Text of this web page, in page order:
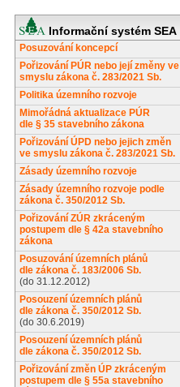
Informační systém SEA
Posuzování koncepcí
Pořizování PÚR nebo její změny ve
smyslu zákona č. 283/2021 Sb.
Politika územního rozvoje
Mimořádná aktualizace PÚR
dle § 35 stavebního zákona
Pořizování ÚPD nebo jejich změn
ve smyslu zákona č. 283/2021 Sb.
Zásady územního rozvoje
Zásady územního rozvoje podle
zákona č. 350/2012 Sb.
Pořizování ZÚR zkráceným
postupem dle § 42a stavebního
zákona
Posuzování územních plánů
dle zákona č. 183/2006 Sb.
(do 31.12.2012)
Posouzení územních plánů
dle zákona č. 350/2012 Sb.
(do 30.6.2019)
Posouzení územních plánů
dle zákona č. 350/2012 Sb.
Pořizování změn ÚP zkráceným
postupem dle § 55a stavebního